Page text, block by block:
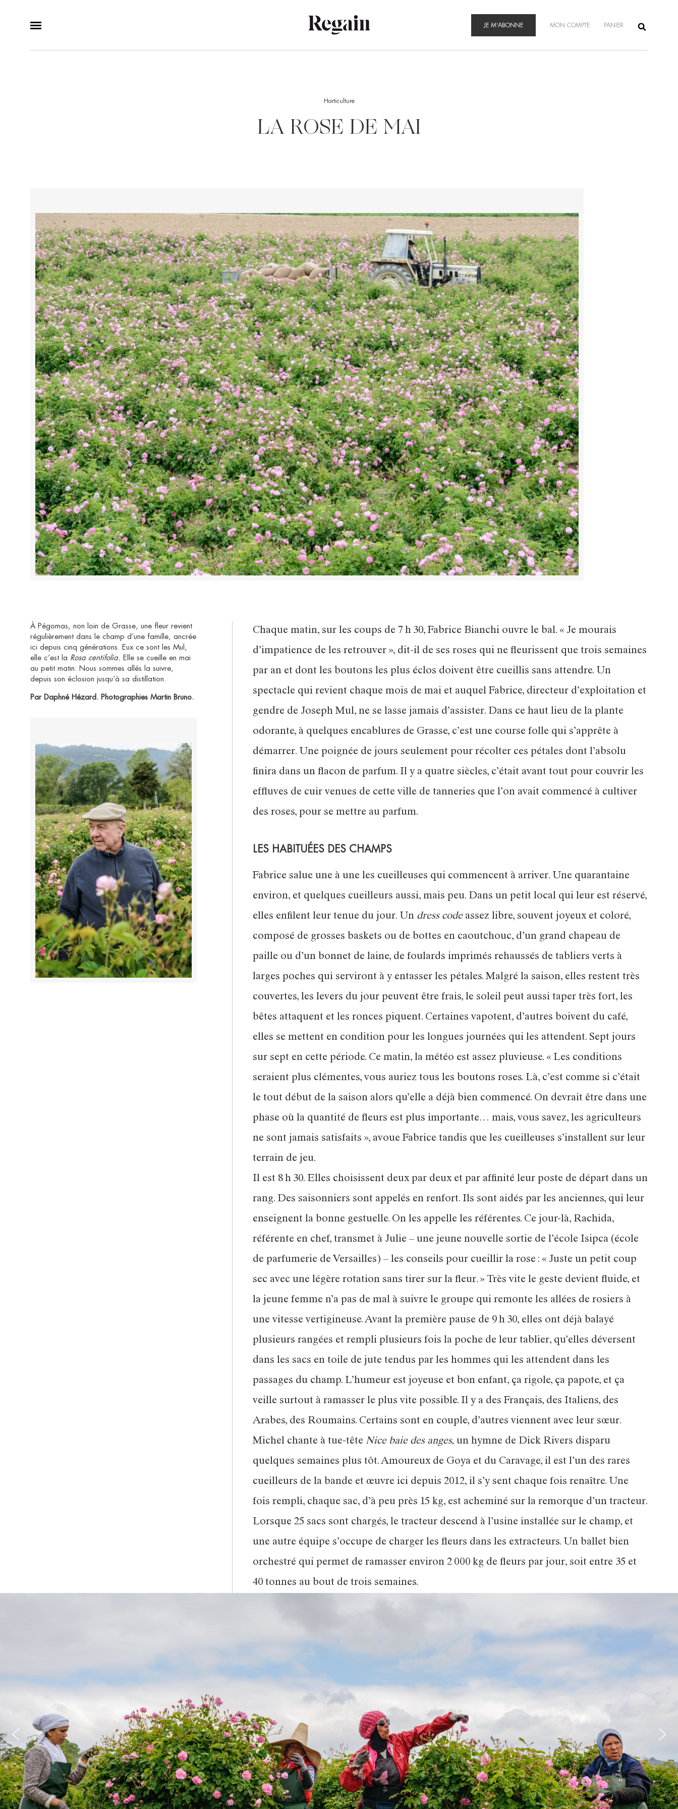
JE M'ABONNE MON COMPTE PANIER
Horticulture
LA ROSE DE MAI
À Pégomas, non loin de Grasse, une fleur revient
régulièrement dans le champ d’une famille, ancrée
ici depuis cinq générations. Eux ce sont les Mul,
elle c’est la Rosa centifolia. Elle se cueille en mai
au petit matin. Nous sommes allés la suivre,
depuis son éclosion jusqu’à sa distillation.
Par Daphné Hézard. Photographies Martin Bruno.
Chaque matin, sur les coups de 7 h 30, Fabrice Bianchi ouvre le bal. « Je mourais
d’impatience de les retrouver », dit-il de ses roses qui ne fleurissent que trois semaines
par an et dont les boutons les plus éclos doivent être cueillis sans attendre. Un
spectacle qui revient chaque mois de mai et auquel Fabrice, directeur d’exploitation et
gendre de Joseph Mul, ne se lasse jamais d’assister. Dans ce haut lieu de la plante
odorante, à quelques encablures de Grasse, c’est une course folle qui s’apprête à
démarrer. Une poignée de jours seulement pour récolter ces pétales dont l’absolu
finira dans un flacon de parfum. Il y a quatre siècles, c’était avant tout pour couvrir les
effluves de cuir venues de cette ville de tanneries que l’on avait commencé à cultiver
des roses, pour se mettre au parfum.
LES HABITUÉES DES CHAMPS
Fabrice salue une à une les cueilleuses qui commencent à arriver. Une quarantaine
environ, et quelques cueilleurs aussi, mais peu. Dans un petit local qui leur est réservé,
elles enfilent leur tenue du jour. Un dress code assez libre, souvent joyeux et coloré,
composé de grosses baskets ou de bottes en caoutchouc, d’un grand chapeau de
paille ou d’un bonnet de laine, de foulards imprimés rehaussés de tabliers verts à
larges poches qui serviront à y entasser les pétales. Malgré la saison, elles restent très
couvertes, les levers du jour peuvent être frais, le soleil peut aussi taper très fort, les
bêtes attaquent et les ronces piquent. Certaines vapotent, d’autres boivent du café,
elles se mettent en condition pour les longues journées qui les attendent. Sept jours
sur sept en cette période. Ce matin, la météo est assez pluvieuse. « Les conditions
seraient plus clémentes, vous auriez tous les boutons roses. Là, c’est comme si c’était
le tout début de la saison alors qu’elle a déjà bien commencé. On devrait être dans une
phase où la quantité de fleurs est plus importante… mais, vous savez, les agriculteurs
ne sont jamais satisfaits », avoue Fabrice tandis que les cueilleuses s’installent sur leur
terrain de jeu.
Il est 8 h 30. Elles choisissent deux par deux et par affinité leur poste de départ dans un
rang. Des saisonniers sont appelés en renfort. Ils sont aidés par les anciennes, qui leur
enseignent la bonne gestuelle. On les appelle les référentes. Ce jour-là, Rachida,
référente en chef, transmet à Julie – une jeune nouvelle sortie de l’école Isipca (école
de parfumerie de Versailles) – les conseils pour cueillir la rose : « Juste un petit coup
sec avec une légère rotation sans tirer sur la fleur. » Très vite le geste devient fluide, et
la jeune femme n’a pas de mal à suivre le groupe qui remonte les allées de rosiers à
une vitesse vertigineuse. Avant la première pause de 9 h 30, elles ont déjà balayé
plusieurs rangées et rempli plusieurs fois la poche de leur tablier, qu’elles déversent
dans les sacs en toile de jute tendus par les hommes qui les attendent dans les
passages du champ. L’humeur est joyeuse et bon enfant, ça rigole, ça papote, et ça
veille surtout à ramasser le plus vite possible. Il y a des Français, des Italiens, des
Arabes, des Roumains. Certains sont en couple, d’autres viennent avec leur sœur.
Michel chante à tue-tête Nice baie des anges, un hymne de Dick Rivers disparu
quelques semaines plus tôt. Amoureux de Goya et du Caravage, il est l’un des rares
cueilleurs de la bande et œuvre ici depuis 2012, il s’y sent chaque fois renaître. Une
fois rempli, chaque sac, d’à peu près 15 kg, est acheminé sur la remorque d’un tracteur.
Lorsque 25 sacs sont chargés, le tracteur descend à l’usine installée sur le champ, et
une autre équipe s’occupe de charger les fleurs dans les extracteurs. Un ballet bien
orchestré qui permet de ramasser environ 2 000 kg de fleurs par jour, soit entre 35 et
40 tonnes au bout de trois semaines.